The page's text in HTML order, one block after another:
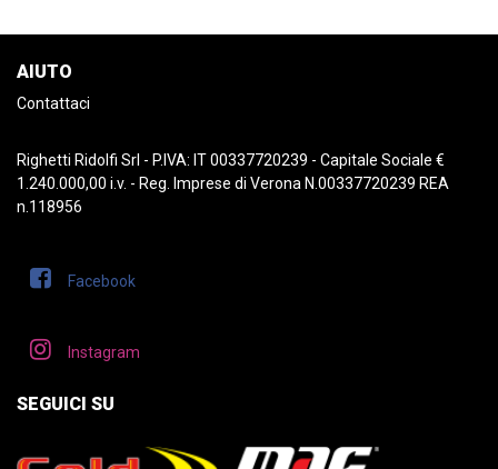
AIUTO
Contattaci
Righetti Ridolfi Srl - P.IVA: IT 00337720239 - Capitale Sociale €
1.240.000,00 i.v. - Reg. Imprese di Verona N.00337720239 REA
n.118956
Facebook
Instagram
SEGUICI SU